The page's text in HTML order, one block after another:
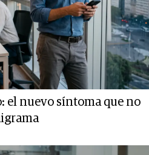
el nuevo síntoma que no